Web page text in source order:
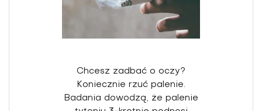
Chcesz zadbać o oczy?
Koniecznie rzuć palenie.
Badania dowodzą, że pale­nie